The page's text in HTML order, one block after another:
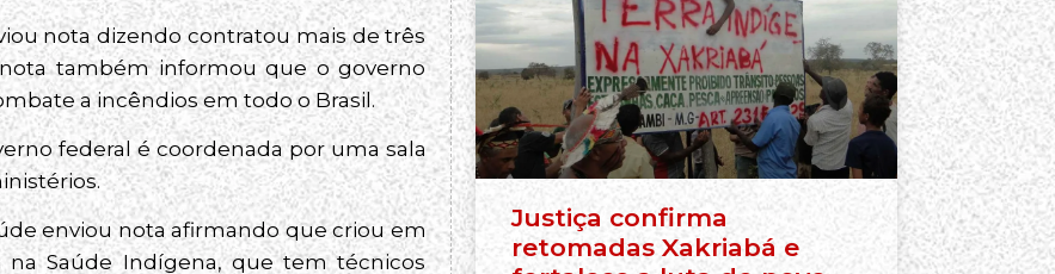
nota dizendo contratou mais de três
também informou que o governo
a incêndios em todo o Brasil.
federal é coordenada por uma sala
enviou nota afirmando que criou em
na Saúde Indígena, que tem técnicos
Justiça confirma
retomadas Xakriabá e